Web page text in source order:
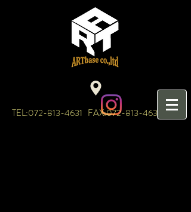
TEL:072-813-4631 FAX:072-813-4632